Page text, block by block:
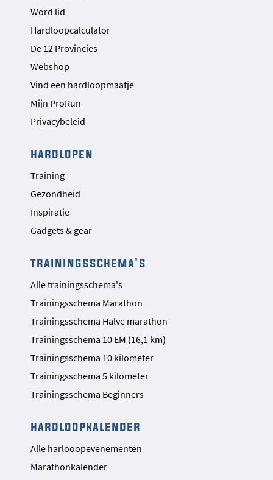
Word lid
Hardloopcalculator
De 12 Provincies
Webshop
Vind een hardloopmaatje
Mijn ProRun
Privacybeleid
hardlopen
Training
Gezondheid
Inspiratie
Gadgets & gear
trainingsschema's
Alle trainingsschema's
Trainingsschema Marathon
Trainingsschema Halve marathon
Trainingsschema 10 EM (16,1 km)
Trainingsschema 10 kilometer
Trainingsschema 5 kilometer
Trainingsschema Beginners
hardloopkalender
Alle harlooopevenementen
Marathonkalender